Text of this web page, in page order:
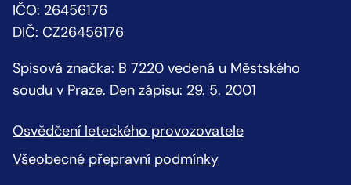
IČO: 26456176
DIČ: CZ26456176
Spisová značka: B 7220 vedená u Městského
soudu v Praze. Den zápisu: 29. 5. 2001
Osvědčení leteckého provozovatele
Všeobecné přepravní podmínky